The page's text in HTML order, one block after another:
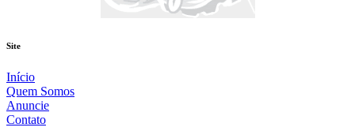
Site
Início
Quem Somos
Anuncie
Contato